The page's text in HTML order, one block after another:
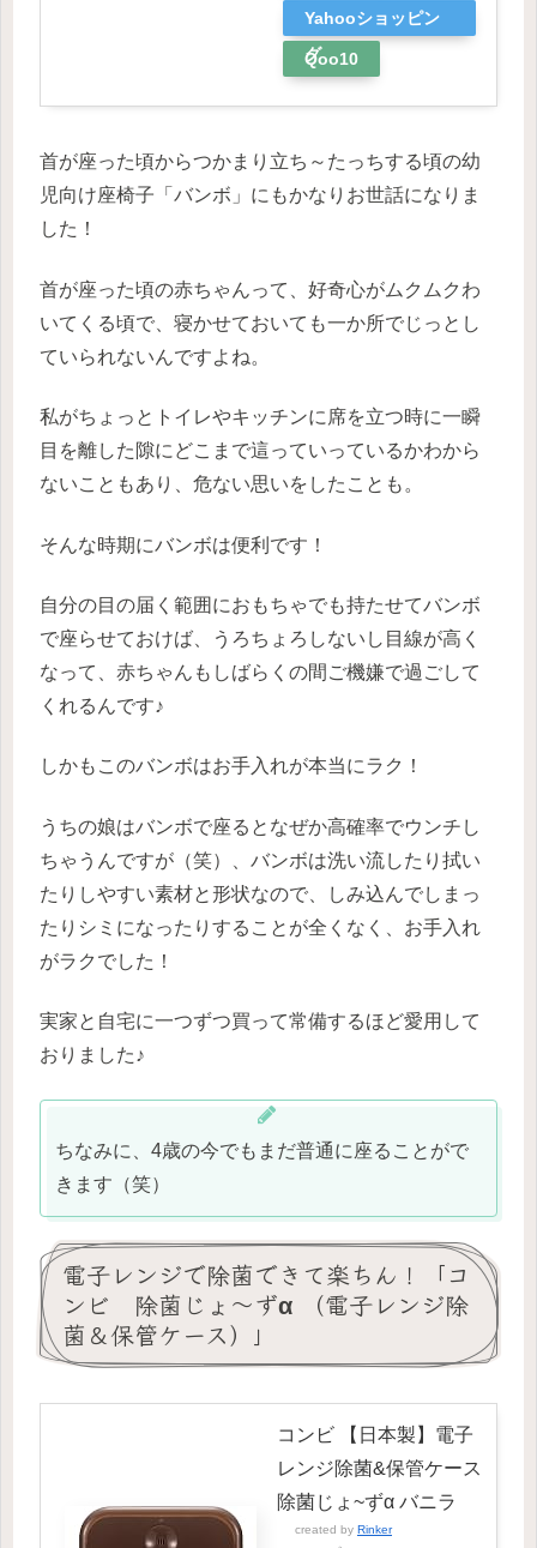
Yahooショッピン
グ
Qoo10
首が座った頃からつかまり立ち～たっちする頃の幼
児向け座椅子「バンボ」にもかなりお世話になりま
した！
首が座った頃の赤ちゃんって、好奇心がムクムクわ
いてくる頃で、寝かせておいても一か所でじっとし
ていられないんですよね。
私がちょっとトイレやキッチンに席を立つ時に一瞬
目を離した隙にどこまで這っていっているかわから
ないこともあり、危ない思いをしたことも。
そんな時期にバンボは便利です！
自分の目の届く範囲におもちゃでも持たせてバンボ
で座らせておけば、うろちょろしないし目線が高く
なって、赤ちゃんもしばらくの間ご機嫌で過ごして
くれるんです♪
しかもこのバンボはお手入れが本当にラク！
うちの娘はバンボで座るとなぜか高確率でウンチし
ちゃうんですが（笑）、バンボは洗い流したり拭い
たりしやすい素材と形状なので、しみ込んでしまっ
たりシミになったりすることが全くなく、お手入れ
がラクでした！
実家と自宅に一つずつ買って常備するほど愛用して
おりました♪
ちなみに、4歳の今でもまだ普通に座ることがで
きます（笑）
電子レンジで除菌できて楽ちん！「コ
ンビ 除菌じょ～ずα （電子レンジ除
菌＆保管ケース）」
コンビ 【日本製】電子
レンジ除菌&保管ケース
除菌じょ~ずα バニラ
created by Rinker